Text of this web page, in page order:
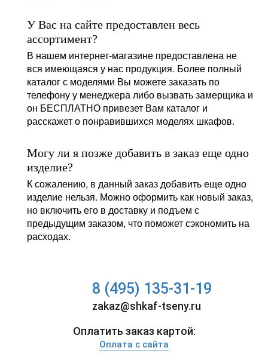
У Вас на сайте предоставлен весь
ассортимент?
В нашем интернет-магазине предоставлена не
вся имеющаяся у нас продукция. Более полный
каталог с моделями Вы можете заказать по
телефону у менеджера либо вызвать замерщика и
он БЕСПЛАТНО привезет Вам каталог и
расскажет о понравившихся моделях шкафов.
Могу ли я позже добавить в заказ еще одно
изделие?
К сожалению, в данный заказ добавить еще одно
изделие нельзя. Можно оформить как новый заказ,
но включить его в доставку и подъем с
предыдущим заказом, что поможет сэкономить на
расходах.
8 (495) 135-31-19
zakaz@shkaf-tseny.ru
Оплатить заказ картой:
Оплата с сайта